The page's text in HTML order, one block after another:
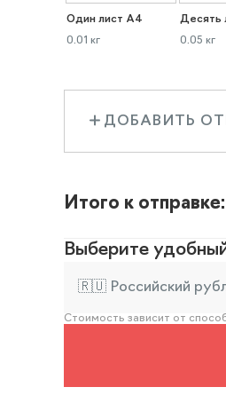
Один лист А4
0.01 кг
Десять
0.05 кг
ДОБАВИТЬ
Итого к отправке:
Выберите
🇷🇺 Российский
Стоимость зависит от